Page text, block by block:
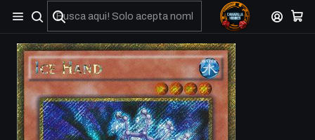
No olviden reportar sus depositos y transferencias por Whatsapp